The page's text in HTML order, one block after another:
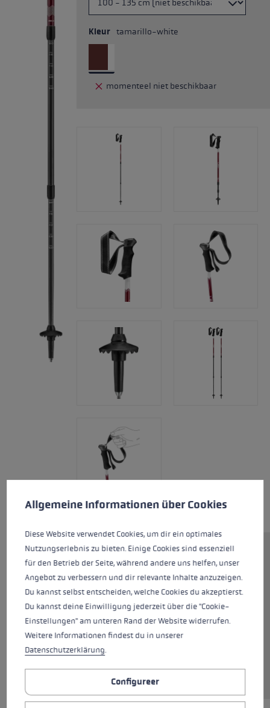
Kleur tamarillo-white
momenteel niet beschikbaar
Lichtgewicht trekkingstok uit de
Vintage-serie. Uitgerust met een
EVOCON grip met verstelbare PA
Safety lus en afgerond
steunvlak, zorgt de stok voor
comfortabel bergafwaarts lopen.
kun je je individuele lengte
instellen tussen 100 en 135 cm.
This website uses cookies to give you the best possible experience.
Allgemeine Informationen über Cookies
Diese Website verwendet Cookies, um dir ein optimales
Nutzungserlebnis zu bieten. Einige Cookies sind essenziell
für den Betrieb der Seite, während andere uns helfen, unser
Angebot zu verbessern und dir relevante Inhalte anzuzeigen.
Du kannst selbst entscheiden, welche Cookies du akzeptierst.
Du kannst deine Einwilligung jederzeit über die "Cookie-
Einstellungen" am unteren Rand der Website widerrufen.
Weitere Informationen findest du in unserer
Datenschutzerklärung.
Configureer